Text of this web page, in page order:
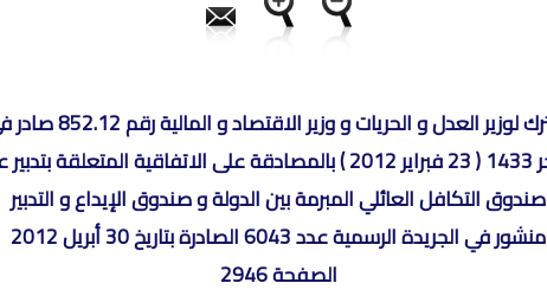
قرار مشترك لوزير العدل و الحريات و
ربيع الآخر 1433 ( 23 فبراير 2012 ) بالمصادقة على الاتفاقية المتعلقة
صندوق التكافل العائلي المبرمة بين الدولة و صندوق الإيداع و التدبير
منشور في الجريدة الرسمية عدد 6043 الصادرة بتاريخ 30 أبريل 2012
الصفحة 2946